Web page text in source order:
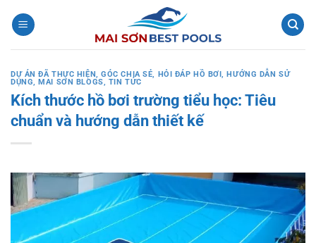
qua
DỰ ÁN ĐÃ THỰC HIỆN,GÓC CHIA SẺ, HỎI ĐÁP HỒ BƠI,HƯỚNG DẪN SỬ
DỤNG,MAI SƠN BLOGS, TIN TỨC
Kích thước hồ bơi trường tiểu học: Tiêu
chuẩn và hướng dẫn thiết kế